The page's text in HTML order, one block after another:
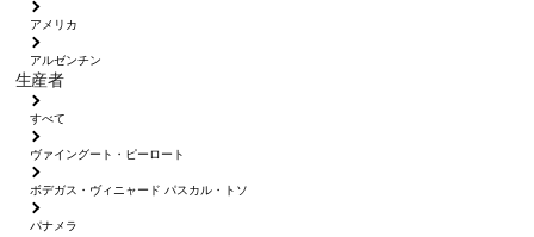
アメリカ
アルゼンチン
生産者
すべて
ヴァイングート・ピーロート
ボデガス・ヴィニャード パスカル・トソ
パナメラ